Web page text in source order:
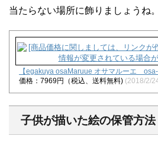
当たらない場所に飾りましょうね。
【egakuya osaMaruue オサマルーエ
価格：7969円（税込、送料無料) (2018/2/
子供が描いた絵の保管方法